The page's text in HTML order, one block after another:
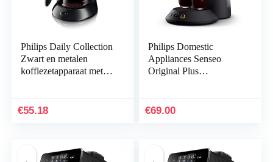
Philips Daily Collection
Zwart en metalen
koffiezetapparaat met
€55.18
Philips Domestic
Appliances Senseo
Original Plus
2 Kopjes Tegelijk. 0.7L
(CSA210/60)
€69.00